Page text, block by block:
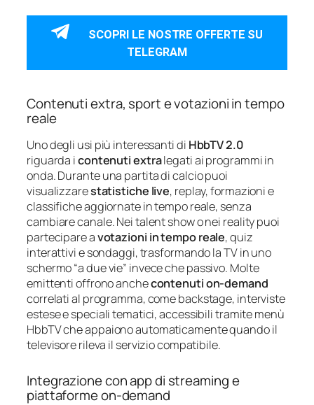
SCOPRI LE NOSTRE OFFERTE SU
TELEGRAM
Contenuti extra, sport e votazioni in tempo
reale
Uno degli usi più interessanti di HbbTV 2.0
riguarda icontenuti extralegati ai programmi in
onda. Durante una partita di calcio puoi
visualizzarestatistiche live, replay, formazioni e
classifiche aggiornate in tempo reale, senza
cambiare canale. Nei talent show o nei reality puoi
partecipare avotazioni in tempo reale, quiz
interattivi e sondaggi, trasformando la TV in uno
schermo “a due vie” invece che passivo. Molte
emittenti offrono anchecontenuti on‑demand
correlati al programma, come backstage, interviste
estese e speciali tematici, accessibili tramite menù
HbbTV che appaiono automaticamente quando il
televisore rileva il servizio compatibile.
Integrazione con app di streaming e
piattaforme on‑demand